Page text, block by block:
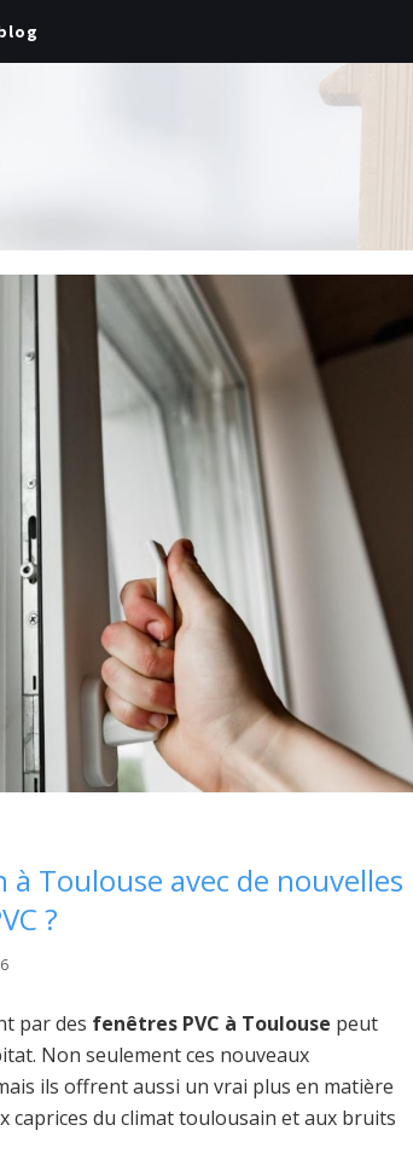
Toulouse avec de nouvelles
?
par des fenêtres PVC à Toulouse peut
Non seulement ces nouveaux
ils offrent aussi un vrai plus en matière
caprices du climat toulousain et aux bruits